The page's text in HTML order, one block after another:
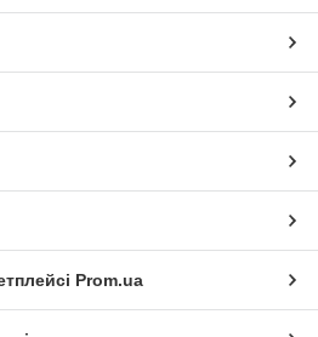
Prom.ua